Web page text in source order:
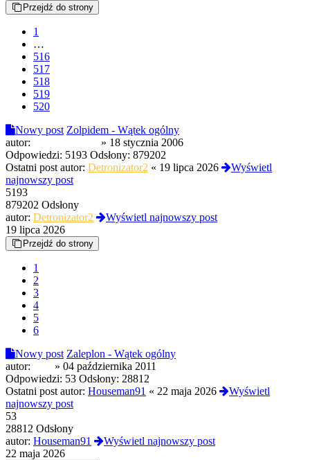
Przejdź do strony
1
…
516
517
518
519
520
Nowy post Zolpidem - Wątek ogólny
autor:
» 18 stycznia 2006
Odpowiedzi: 5193 Odsłony: 879202
Ostatni post autor: Detronizator2 « 19 lipca 2026
Wyświetl
najnowszy post
5193
879202 Odsłony
autor: Detronizator2
Wyświetl najnowszy post
19 lipca 2026
Przejdź do strony
1
2
3
4
5
6
Nowy post Zaleplon - Wątek ogólny
autor:
» 04 października 2011
Odpowiedzi: 53 Odsłony: 28812
Ostatni post autor: Houseman91 « 22 maja 2026
Wyświetl
najnowszy post
53
28812 Odsłony
autor: Houseman91
Wyświetl najnowszy post
22 maja 2026